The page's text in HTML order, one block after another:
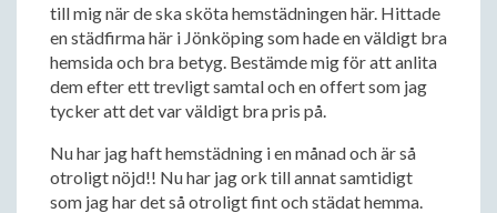
till mig när de ska sköta hemstädningen här. Hittade
en städfirma här i Jönköping som hade en väldigt bra
hemsida och bra betyg. Bestämde mig för att anlita
dem efter ett trevligt samtal och en offert som jag
tycker att det var väldigt bra pris på.
Nu har jag haft hemstädning i en månad och är så
otroligt nöjd!! Nu har jag ork till annat samtidigt
som jag har det så otroligt fint och städat hemma.